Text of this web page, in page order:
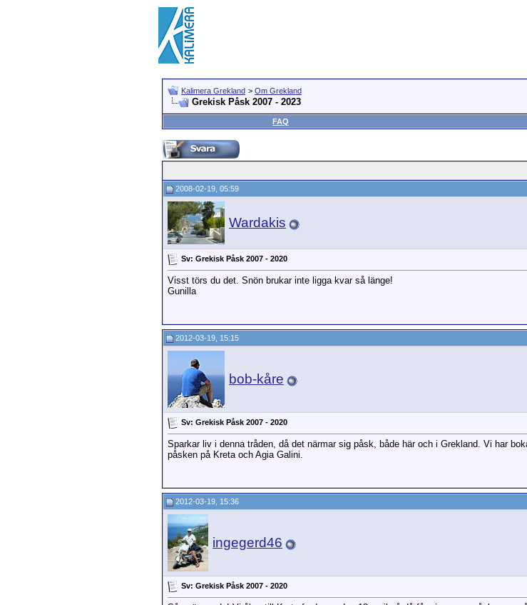
Kalimera Grekland > Om Grekland
Grekisk Påsk 2007 - 2023
FAQ
2008-02-19, 05:59
Wardakis
Sv: Grekisk Påsk 2007 - 2020
Visst törs du det. Snön brukar inte ligga kvar så länge!
Gunilla
2012-03-19, 15:15
bob-kåre
Sv: Grekisk Påsk 2007 - 2020
Sparkar liv i denna tråden, då det närmar sig påsk, både här och i Grekland. Vi har
påsken på Kreta och Agia Galini.
2012-03-19, 15:36
ingegerd46
Sv: Grekisk Påsk 2007 - 2020